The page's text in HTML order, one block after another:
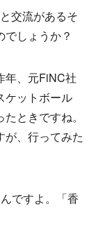
交流があるそ
しょうか？
年、元FiNC社
ケットボール
ときですね。
が、行ってみた
ですよ。「香